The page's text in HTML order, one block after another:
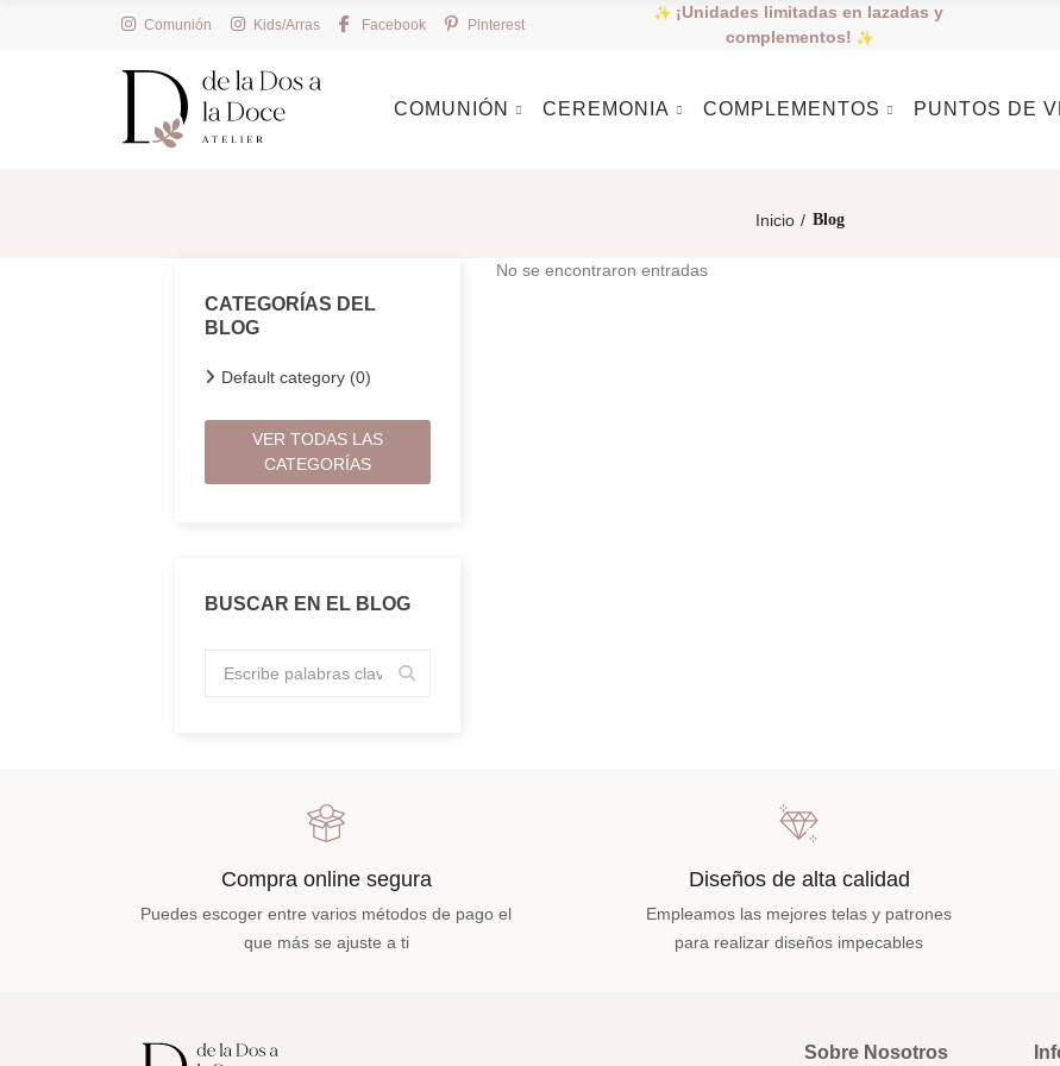
Comunión Kids/Arras Facebook Pinterest
¡Unidades limitadas en lazadas y
complementos!
COMUNIÓN CEREMONIA COMPLEMENTOS PUNTOS DE
Inicio Blog
CATEGORÍAS DEL
BLOG
Default category (0)
VER TODAS LAS
CATEGORÍAS
BUSCAR EN EL BLOG
No se encontraron entradas
Compra online segura
Puedes escoger entre varios métodos de pago el
que más se ajuste a ti
Diseños de alta calidad
Empleamos las mejores telas y patrones
para realizar diseños impecables
Sobre Nosotros